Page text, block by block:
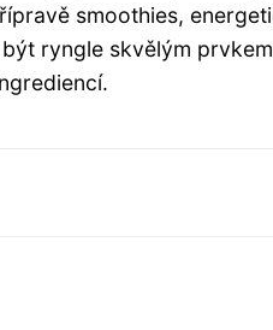
smoothies,
ryngle skvělým